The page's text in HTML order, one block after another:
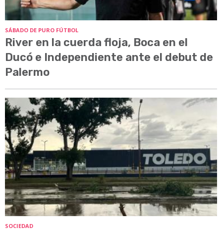
SÁBADO DE PURO FÚTBOL
River en la cuerda floja, Boca en el
Ducó e Independiente ante el debut de
Palermo
SOCIEDAD